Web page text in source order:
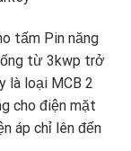
tấm Pin năng
từ 3kwp trở
là loại MCB 2
cho điện mặt
áp chỉ lên đến